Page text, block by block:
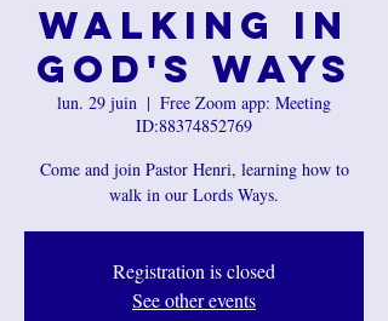
Walking in
God's Ways
lun. 29 juin
  |
Free Zoom app: Meeting
ID:88374852769
Come and join Pastor Henri, learning how to
walk in our Lords Ways.
Registration is closed
See other events